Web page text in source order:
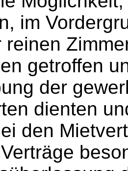
im
reinen
getroffen
der
dienten
den